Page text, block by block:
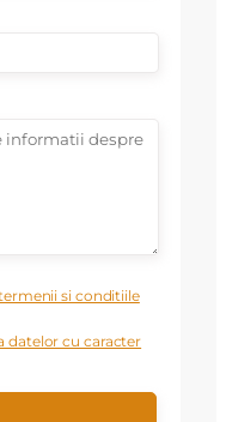
si conditiile
datelor cu caracter